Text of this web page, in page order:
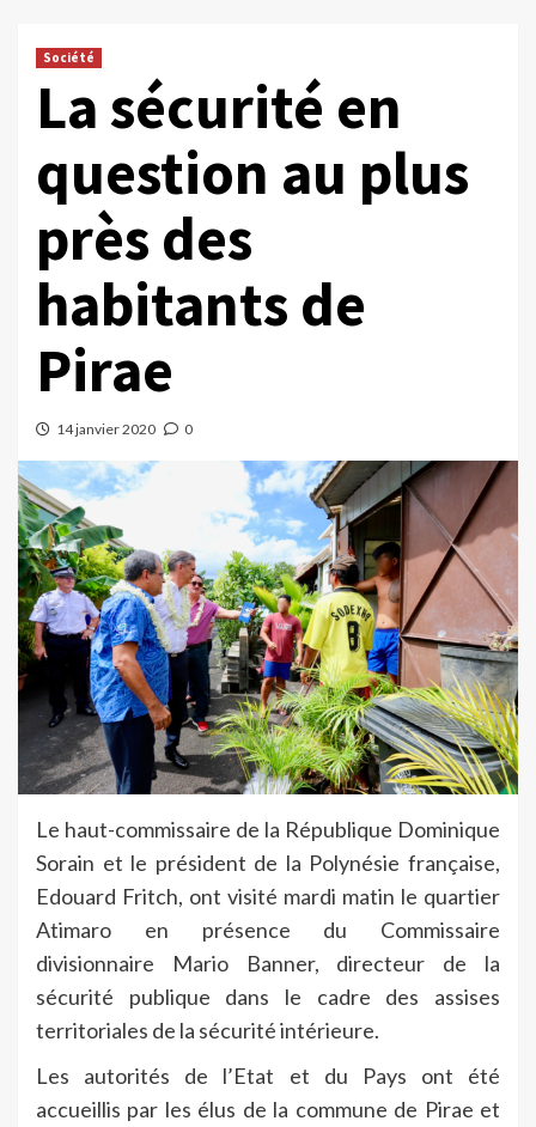
Société
La sécurité en
question au plus
près des
habitants de
Pirae
14 janvier 2020 0
Le haut-commissaire de la République Dominique
Sorain et le président de la Polynésie française,
Edouard Fritch, ont visité mardi matin le quartier
Atimaro en présence du Commissaire
divisionnaire Mario Banner, directeur de la
sécurité publique dans le cadre des assises
territoriales de la sécurité intérieure.
Les autorités de l’Etat et du Pays ont été
accueillis par les élus de la commune de Pirae et